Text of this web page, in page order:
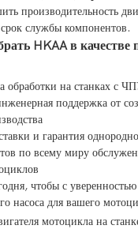
производительность
службы компонентов.
HKAA в качестве
обработки на станках с
поддержка от
и гарантия
по всему миру
чтобы с
насоса для вашего
мотоцикла на